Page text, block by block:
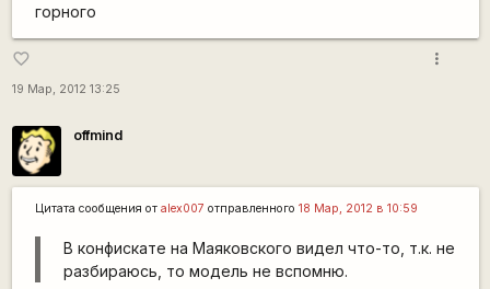
горного
favorite_border
19 Мар, 2012 13:25
more_vert
offmind
Цитата сообщения от alex007 отправленного 18 Мар, 2012 в 10:59
В конфискате на Маяковского видел что-то, т.к. не
разбираюсь, то модель не вспомню.